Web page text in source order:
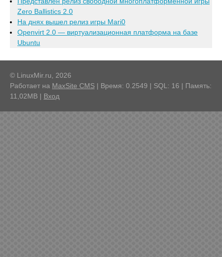
Zero Ballistics 2.0
На днях вышел релиз игры Mari0
Openvirt 2.0 — виртуализационная платформа на базе
Ubuntu
© LinuxMir.ru, 2026
Работает на MaxSite CMS | Время: 0.2549 | SQL: 16 | Память:
11,02MB | Вход